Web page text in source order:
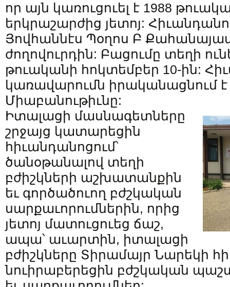
որ այն կառուցուել է 1988
երկրաշարժից յետոյ:
Յովհաննէս Պօղոս Բ
ժողովուրդին: Բացումը տեղի
թուականի հոկտեմբեր 10-ին:
կառավարումն իրականացնում
Միաբանութիւնը:
Իտալացի մասնագետները
շրջայց կատարեցին
հիւանդանոցում՝
ծանօթանալով տեղի
բժիշկների աշխատանքին
եւ գործածուող բժշկական
սարքաւորումներին, որից
յետոյ մատուցուեց ճաշ,
ապա՝ աւարտին, իտալացի
բժիշկները Տիրամայր Նարեկի
նուիրաբերեցին բժշկական